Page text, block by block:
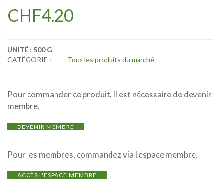
CHF4.20
UNITÉ : 500 G
CATÉGORIE :
Tous les produits du marché
Pour commander ce produit, il est nécessaire de devenir
membre.
DEVENIR MEMBRE
Pour les membres, commandez via l'espace membre.
ACCÈS L'ESPACE MEMBRE